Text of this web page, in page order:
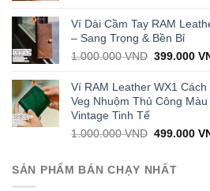
was:
1.000.000
Ví Dài Cầm Tay RAM
– Sang Trọng & Bền Bỉ
1.000.000VND Original
was:
1.000.000
399.000
Ví RAM Leather WX1
Veg Nhuộm Thủ Công
Vintage Tinh Tế
1.000.000VND Original
was:
1.000.000
499.000
SẢN PHẨM BÁN CHẠY NHẤT